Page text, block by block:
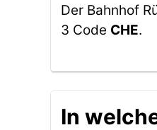
Der Bahnhof
3 Code CHE.
In